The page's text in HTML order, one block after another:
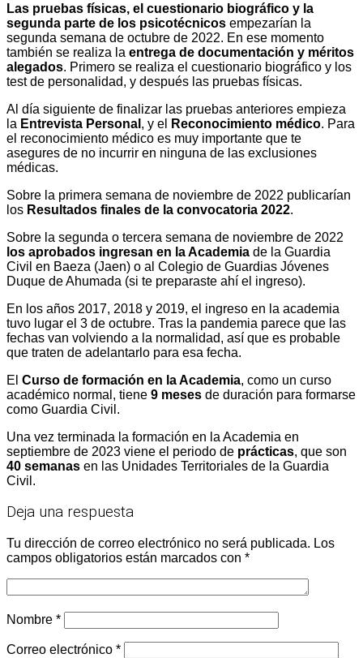
Las pruebas físicas, el cuestionario biográfico y la
segunda parte de los psicotécnicos empezarían la
segunda semana de octubre de 2022. En ese momento
también se realiza la entrega de documentación y méritos
alegados. Primero se realiza el cuestionario biográfico y los
test de personalidad, y después las pruebas físicas.
Al día siguiente de finalizar las pruebas anteriores empieza
la Entrevista Personal , y el Reconocimiento médico. Para
el reconocimiento médico es muy importante que te
asegures de no incurrir en ninguna de las exclusiones
médicas.
Sobre la primera semana de noviembre de 2022 publicarían
los Resultados finales de la convocatoria 2022.
Sobre la segunda o tercera semana de noviembre de 2022
los aprobados ingresan en la Academia de la Guardia
Civil en Baeza (Jaen) o al Colegio de Guardias Jóvenes
Duque de Ahumada (si te preparaste ahí el ingreso).
En los años 2017, 2018 y 2019, el ingreso en la academia
tuvo lugar el 3 de octubre. Tras la pandemia parece que las
fechas van volviendo a la normalidad, así que es probable
que traten de adelantarlo para esa fecha.
El Curso de formación en la Academia, como un curso
académico normal, tiene 9 meses de duración para formarse
como Guardia Civil.
Una vez terminada la formación en la Academia en
septiembre de 2023 viene el periodo de prácticas, que son
40 semanas en las Unidades Territoriales de la Guardia
Civil.
Deja una respuesta
Tu dirección de correo electrónico no será publicada. Los
campos obligatorios están marcados con *
Nombre *
Correo electrónico *